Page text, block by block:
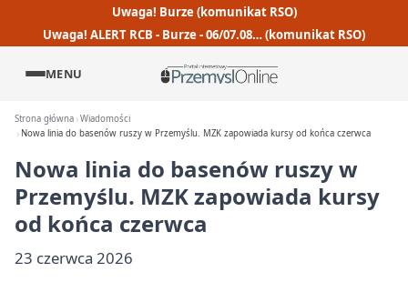
Uwaga! Burze (komunikat RSO)
Uwaga! ALERT RCB - Burze - 06/07.08… (komunikat RSO)
MENU
Strona główna Wiadomości
Nowa linia do basenów ruszy w Przemyślu. MZK zapowiada kursy od końca czerwca
Nowa linia do basenów ruszy w
Przemyślu. MZK zapowiada kursy
od końca czerwca
23 czerwca 2026